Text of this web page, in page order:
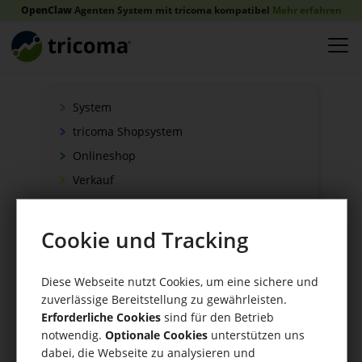
OpenClawAgenten System mit tricoma kompatibel Mehr erfahren
System
tricoma Shopsystem
Onlineshop
Verkauf
Schnittstellen
Zahlung
Versand
WaWi/CRM
CRM Tools
Cookie und Tracking
Diese Webseite nutzt Cookies, um eine sichere und
zuverlässige Bereitstellung zu gewährleisten.
Erforderliche Cookies sind für den Betrieb
notwendig. Optionale Cookies unterstützen uns
dabei, die Webseite zu analysieren und